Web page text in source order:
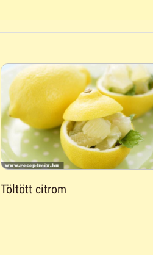
Töltött citrom